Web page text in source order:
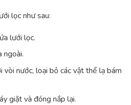
lọc như sau:
lưới lọc.
ngoài.
vòi nước, loại bỏ các vật thể lạ bám
giặt và đóng nắp lại.